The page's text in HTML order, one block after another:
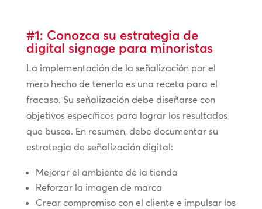
#1: Conozca su estrategia de
digital signage para minoristas
La implementación de la señalización por el
mero hecho de tenerla es una receta para el
fracaso. Su señalización debe diseñarse con
objetivos específicos para lograr los resultados
que busca. En resumen, debe documentar su
estrategia de señalización digital:
Mejorar el ambiente de la tienda
Reforzar la imagen de marca
Crear compromiso con el cliente e impulsar los